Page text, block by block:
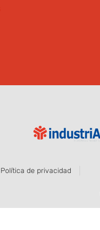
Política de privacidad